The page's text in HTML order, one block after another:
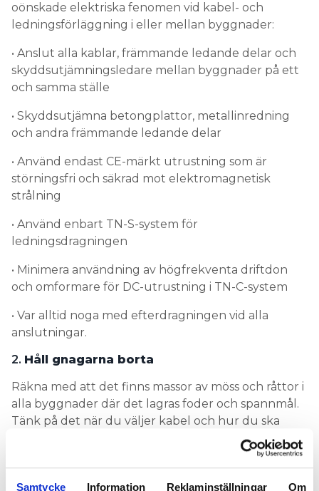
Samtycke Information Reklaminställningar Om
oönskade elektriska fenomen vid kabel- och
ledningsförläggning i eller mellan byggnader:
• Anslut alla kablar, främmande ledande delar och
skyddsutjämningsledare mellan byggnader på ett
och samma ställe
• Skyddsutjämna betongplattor, metallinredning
och andra främmande ledande delar
• Använd endast CE-märkt utrustning som är
störningsfri och säkrad mot elektromagnetisk
strålning
• Använd enbart TN-S-system för
ledningsdragningen
• Minimera användning av högfrekventa driftdon
och omformare för DC-utrustning i TN-C-system
• Var alltid noga med efterdragningen vid alla
anslutningar.
2. Håll gnagarna borta
Räkna med att det finns massor av möss och råttor i
alla byggnader där det lagras foder och spannmål.
Tänk på det när du väljer kabel och hur du ska
• Kablar i lantbruksinstallationer ska vara
metallmantlad eller metallskyddad. Välj